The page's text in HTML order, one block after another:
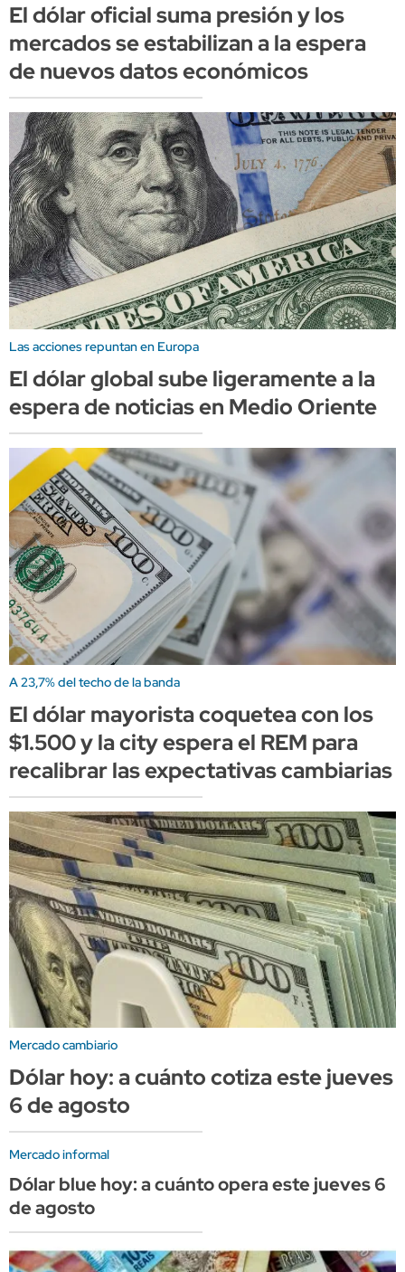
El dólar oficial suma presión y los
mercados se estabilizan a la espera
de nuevos datos económicos
Las acciones repuntan en Europa
El dólar global sube ligeramente a la
espera de noticias en Medio Oriente
A 23,7% del techo de la banda
El dólar mayorista coquetea con los
$1.500 y la city espera el REM para
recalibrar las expectativas cambiarias
Mercado cambiario
Dólar hoy: a cuánto cotiza este jueves
6 de agosto
Mercado informal
Dólar blue hoy: a cuánto opera este jueves 6
de agosto